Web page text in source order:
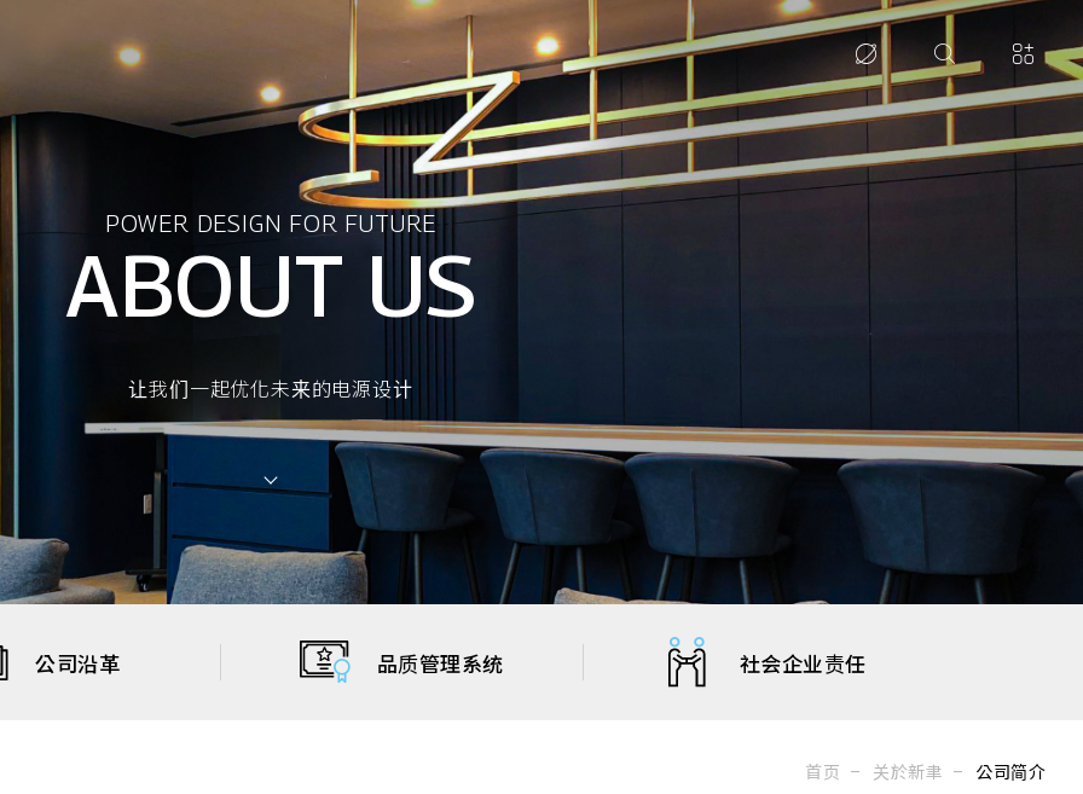
POWER DESIGN FOR FUTURE
ABOUT US
让我们一起优化未来的电源设计
公司沿革 品质管理系统 社会企业责任
首页 关於新聿 公司简介